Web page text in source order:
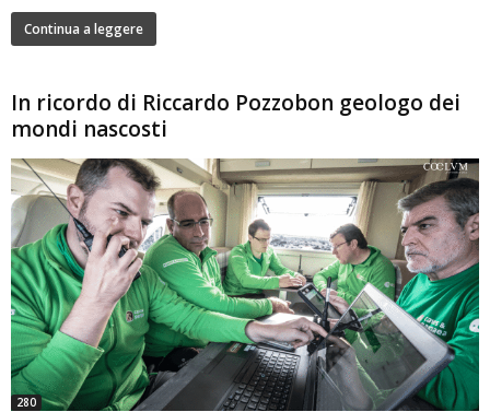
Continua a leggere
In ricordo di Riccardo Pozzobon geologo dei
mondi nascosti
280